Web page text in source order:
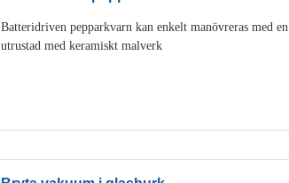
Batteridriven pepparkvarn kan enkelt manövreras med
utrustad med keramiskt malverk